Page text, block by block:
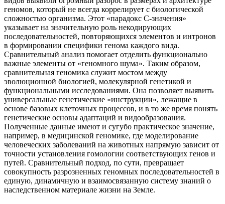
геномов, который не всегда коррелирует с биологической
сложностью организма. Этот «парадокс С-значения»
указывает на значительную роль некодирующих
последовательностей, повторяющихся элементов и интронов
в формировании специфики генома каждого вида.
Сравнительный анализ помогает отделить функционально
важные элементы от «геномного шума». Таким образом,
сравнительная геномика служит мостом между
эволюционной биологией, молекулярной генетикой и
функциональными исследованиями. Она позволяет выявить
универсальные генетические «инструкции», лежащие в
основе базовых клеточных процессов, и в то же время понять
генетические основы адаптаций и видообразования.
Полученные данные имеют и сугубо практическое значение,
например, в медицинской геномике, где моделирование
человеческих заболеваний на животных напрямую зависит от
точности установления гомологии соответствующих генов и
путей. Сравнительный подход, по сути, превращает
совокупность разрозненных геномных последовательностей в
единую, динамичную и взаимосвязанную систему знаний о
наследственном материале жизни на Земле.